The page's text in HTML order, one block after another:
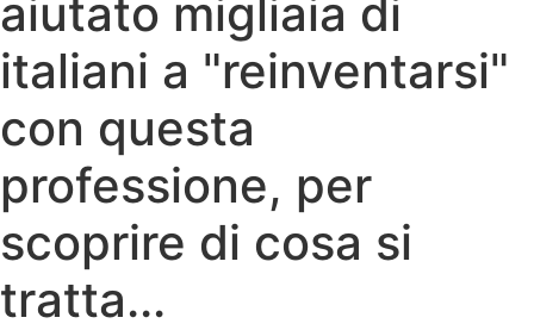
aiutato migliaia di
italiani a "reinventarsi"
con questa
professione, per
scoprire di cosa si
tratta...